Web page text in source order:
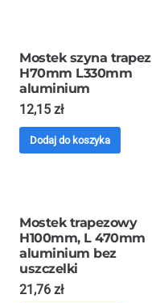
Mostek szyna trapez
H70mm L330mm
aluminium
12,15 zł
Dodaj do koszyka
Mostek trapezowy
H100mm, L 470mm
aluminium bez
uszczelki
21,76 zł